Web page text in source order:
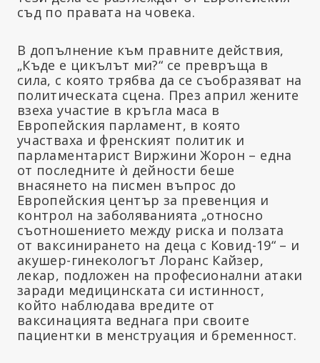
съд по правата на човека.
В допълнение към правните действия,
„Къде е цикълът ми?“ се превръща в
сила, с която трябва да се съобразяват на
политическата сцена. През април жените
взеха участие в кръгла маса в
Европейския парламент, в която
участваха и френският политик и
парламентарист Виржини Жорон – една
от последните ѝ дейности беше
внасянето на писмен въпрос до
Европейския център за превенция и
контрол на заболяванията „относно
съотношението между риска и ползата
от ваксинирането на деца с Ковид-19“ – и
акушер-гинекологът Лоранс Кайзер,
лекар, подложен на професионални атаки
заради медицинската си истинност,
който наблюдава вредите от
ваксинацията веднага при своите
пациентки в менструация и бременност.